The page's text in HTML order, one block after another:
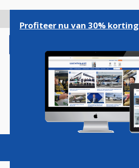
gaan
Magazine Podcasts
Profiteer nu van 30% korting